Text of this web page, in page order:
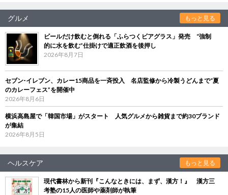
グルメ もっと見る
ビールだけ飲むと倒れる「ふらつくビアグラス」発売 “強制
的に水を飲む”仕掛けで適正飲酒を後押し
2026年8月7日
セブン‐イレブン、カレー15商品を一斉投入 名店監修から冷製うどんまで“夏
のカレーフェス”を開催中
2026年8月6日
横浜高島屋で「韓国市場」がスタート 人気グルメから雑貨まで約30ブランド
が集結
2026年8月5日
ヘルスケア もっと見る
現代書林から新刊『こんなときには、まず、漢方！』 漢方三
考塾の15人の医師や薬剤師が執筆